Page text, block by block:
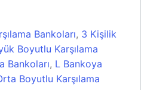
Bankoları, 3 Kişilik
Boyutlu Karşılama
Bankoları, L Bankoya
Boyutlu Karşılama